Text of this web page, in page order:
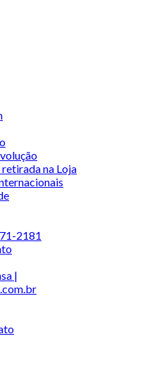
na Loja
2181
|